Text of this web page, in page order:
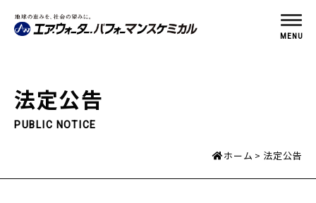
MENU
法定公告
PUBLIC NOTICE
ホーム 法定公告